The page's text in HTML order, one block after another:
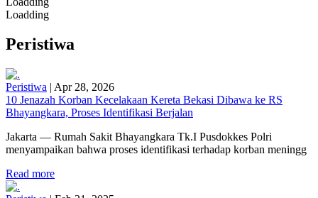
Loadding
Peristiwa
Peristiwa | Apr 28, 2026
10 Jenazah Korban Kecelakaan Kereta Bekasi Dibawa ke RS
Bhayangkara, Proses Identifikasi Berjalan
Jakarta — Rumah Sakit Bhayangkara Tk.I Pusdokkes Polri
menyampaikan bahwa proses identifikasi terhadap korban meningg
Read more